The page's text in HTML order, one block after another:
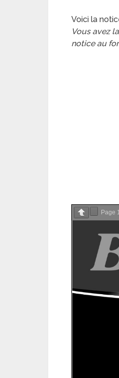
Voici la
Vous avez
notice au
Page